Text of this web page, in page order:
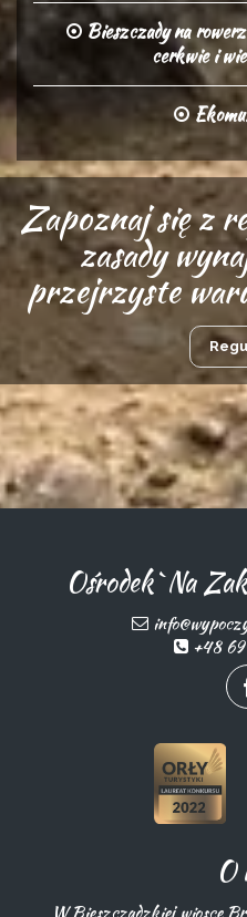
Bieszczady na
cerkwie i
Zapoznaj się z
zasady
przejrzyste
Ośrodek `Na
+48
O